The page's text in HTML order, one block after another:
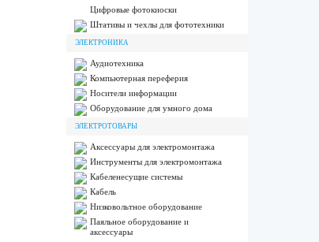
Цифровые фотокиоски
Штативы и чехлы для фототехники
ЭЛЕКТРОНИКА
Аудиотехника
Компьютерная переферия
Носители информации
Оборудование для умного дома
ЭЛЕКТРОТОВАРЫ
Аксессуары для электромонтажа
Инструменты для электромонтажа
Кабеленесущие системы
Кабель
Низковольтное оборудование
Паяльное оборудование и
аксессуары